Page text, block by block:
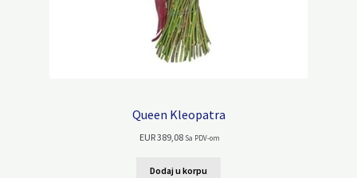
Queen Kleopatra
EUR389,08 Sa PDV-om
Dodaj u korpu